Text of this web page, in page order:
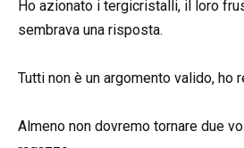
Ho azionato i tergicristalli, il loro
sembrava una risposta.
Tutti non è un argomento valido, ho
Almeno non dovremo tornare due